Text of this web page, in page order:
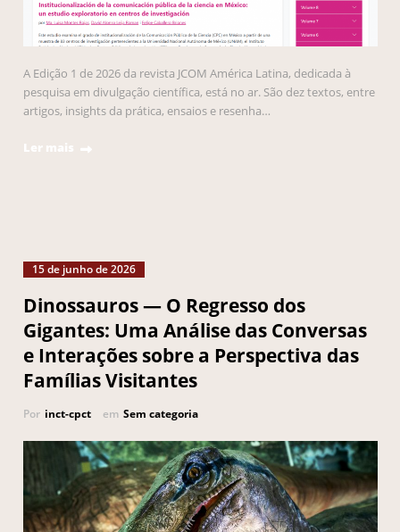
A Edição 1 de 2026 da revista JCOM América Latina, dedicada à
pesquisa em divulgação científica, está no ar. São dez textos, entre
artigos, insights da prática, ensaios e resenha…
Ler mais
15 de junho de 2026
Dinossauros — O Regresso dos
Gigantes: Uma Análise das Conversas
e Interações sobre a Perspectiva das
Famílias Visitantes
Por inct-cpct em Sem categoria